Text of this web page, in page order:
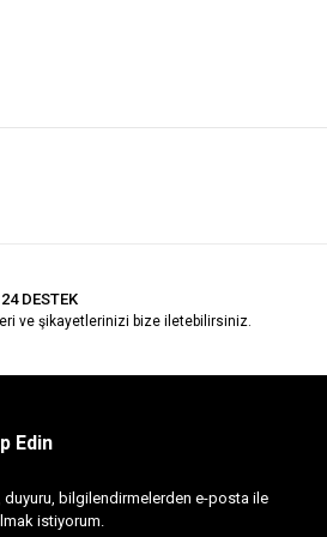
DESTEK
ve şikayetlerinizi bize iletebilirsiniz.
Edin
duyuru, bilgilendirmelerden e-posta ile
istiyorum.